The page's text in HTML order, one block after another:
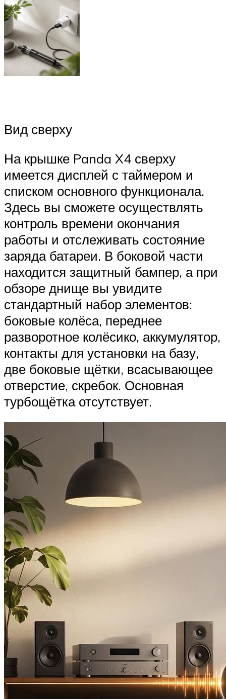
Вид сверху
На крышке Panda X4 сверху
имеется дисплей с таймером и
списком основного функционала.
Здесь вы сможете осуществлять
контроль времени окончания
работы и отслеживать состояние
заряда батареи. В боковой части
находится защитный бампер, а при
обзоре днище вы увидите
стандартный набор элементов:
боковые колёса, переднее
разворотное колёсико, аккумулятор,
контакты для установки на базу,
две боковые щётки, всасывающее
отверстие, скребок. Основная
турбощётка отсутствует.